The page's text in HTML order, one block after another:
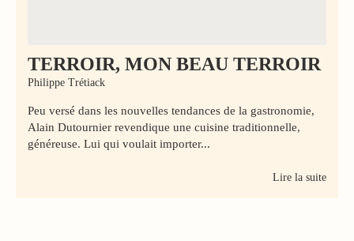
TERROIR, MON BEAU TERROIR
Philippe Trétiack
Peu versé dans les nouvelles tendances de la gastronomie,
Alain Dutournier revendique une cuisine traditionnelle,
généreuse. Lui qui voulait importer...
Lire la suite